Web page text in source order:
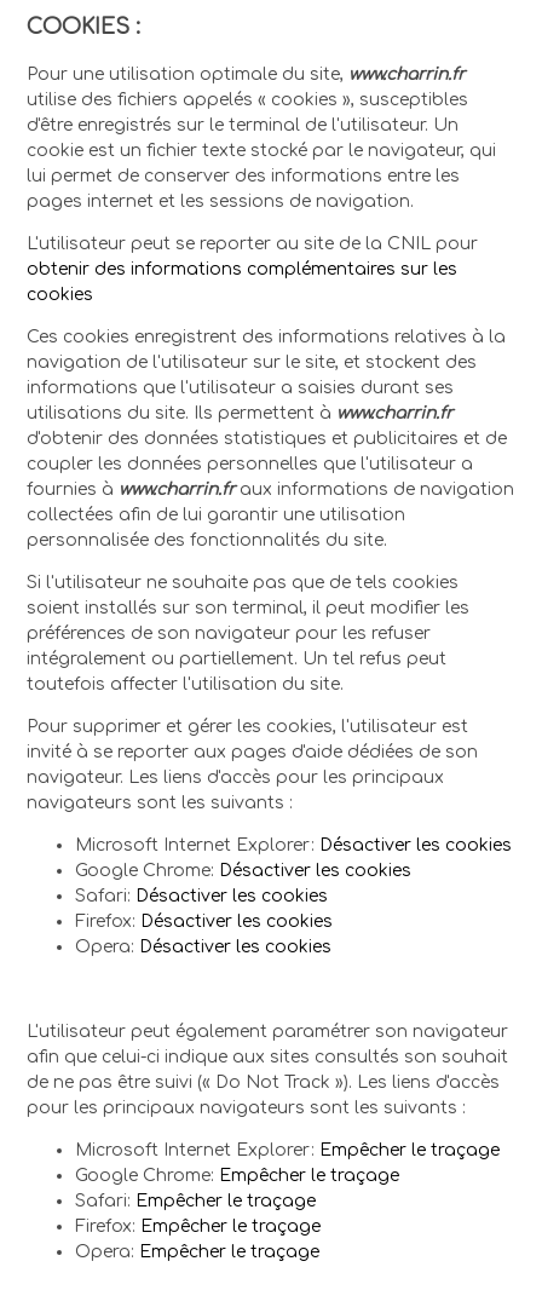
COOKIES :
Pour une utilisation optimale du site, www.charrin.fr
utilise des fichiers appelés « cookies », susceptibles
d'être enregistrés sur le terminal de l'utilisateur. Un
cookie est un fichier texte stocké par le navigateur, qui
lui permet de conserver des informations entre les
pages internet et les sessions de navigation.
L'utilisateur peut se reporter au site de la CNIL pour
obtenir des informations complémentaires sur les
cookies
Ces cookies enregistrent des informations relatives à la
navigation de l'utilisateur sur le site, et stockent des
informations que l'utilisateur a saisies durant ses
utilisations du site. Ils permettent à www.charrin.fr
d'obtenir des données statistiques et publicitaires et de
coupler les données personnelles que l'utilisateur a
fournies à www.charrin.fraux informations de navigation
collectées afin de lui garantir une utilisation
personnalisée des fonctionnalités du site.
Si l'utilisateur ne souhaite pas que de tels cookies
soient installés sur son terminal, il peut modifier les
préférences de son navigateur pour les refuser
intégralement ou partiellement. Un tel refus peut
toutefois affecter l'utilisation du site.
Pour supprimer et gérer les cookies, l'utilisateur est
invité à se reporter aux pages d'aide dédiées de son
navigateur. Les liens d'accès pour les principaux
navigateurs sont les suivants :
Microsoft Internet Explorer: Désactiver les cookies
Google Chrome: Désactiver les cookies
Safari: Désactiver les cookies
Firefox: Désactiver les cookies
Opera: Désactiver les cookies
L'utilisateur peut également paramétrer son navigateur
afin que celui-ci indique aux sites consultés son souhait
de ne pas être suivi (« Do Not Track »). Les liens d'accès
pour les principaux navigateurs sont les suivants :
Microsoft Internet Explorer: Empêcher le traçage
Google Chrome: Empêcher le traçage
Safari: Empêcher le traçage
Firefox: Empêcher le traçage
Opera: Empêcher le traçage